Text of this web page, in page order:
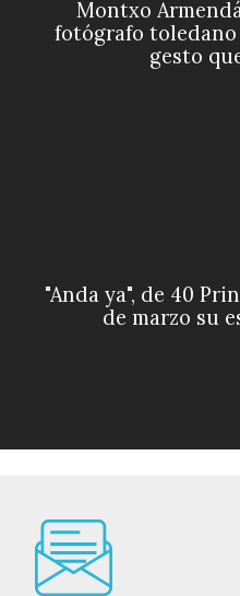
Montxo
fotógrafo toledano
gesto
"Anda ya", de 40
de marzo su